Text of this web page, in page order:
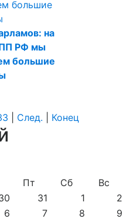
на
РФ мы
большие
След. Конец
Пт Сб
Вс
31 1
2
6 7 8
9